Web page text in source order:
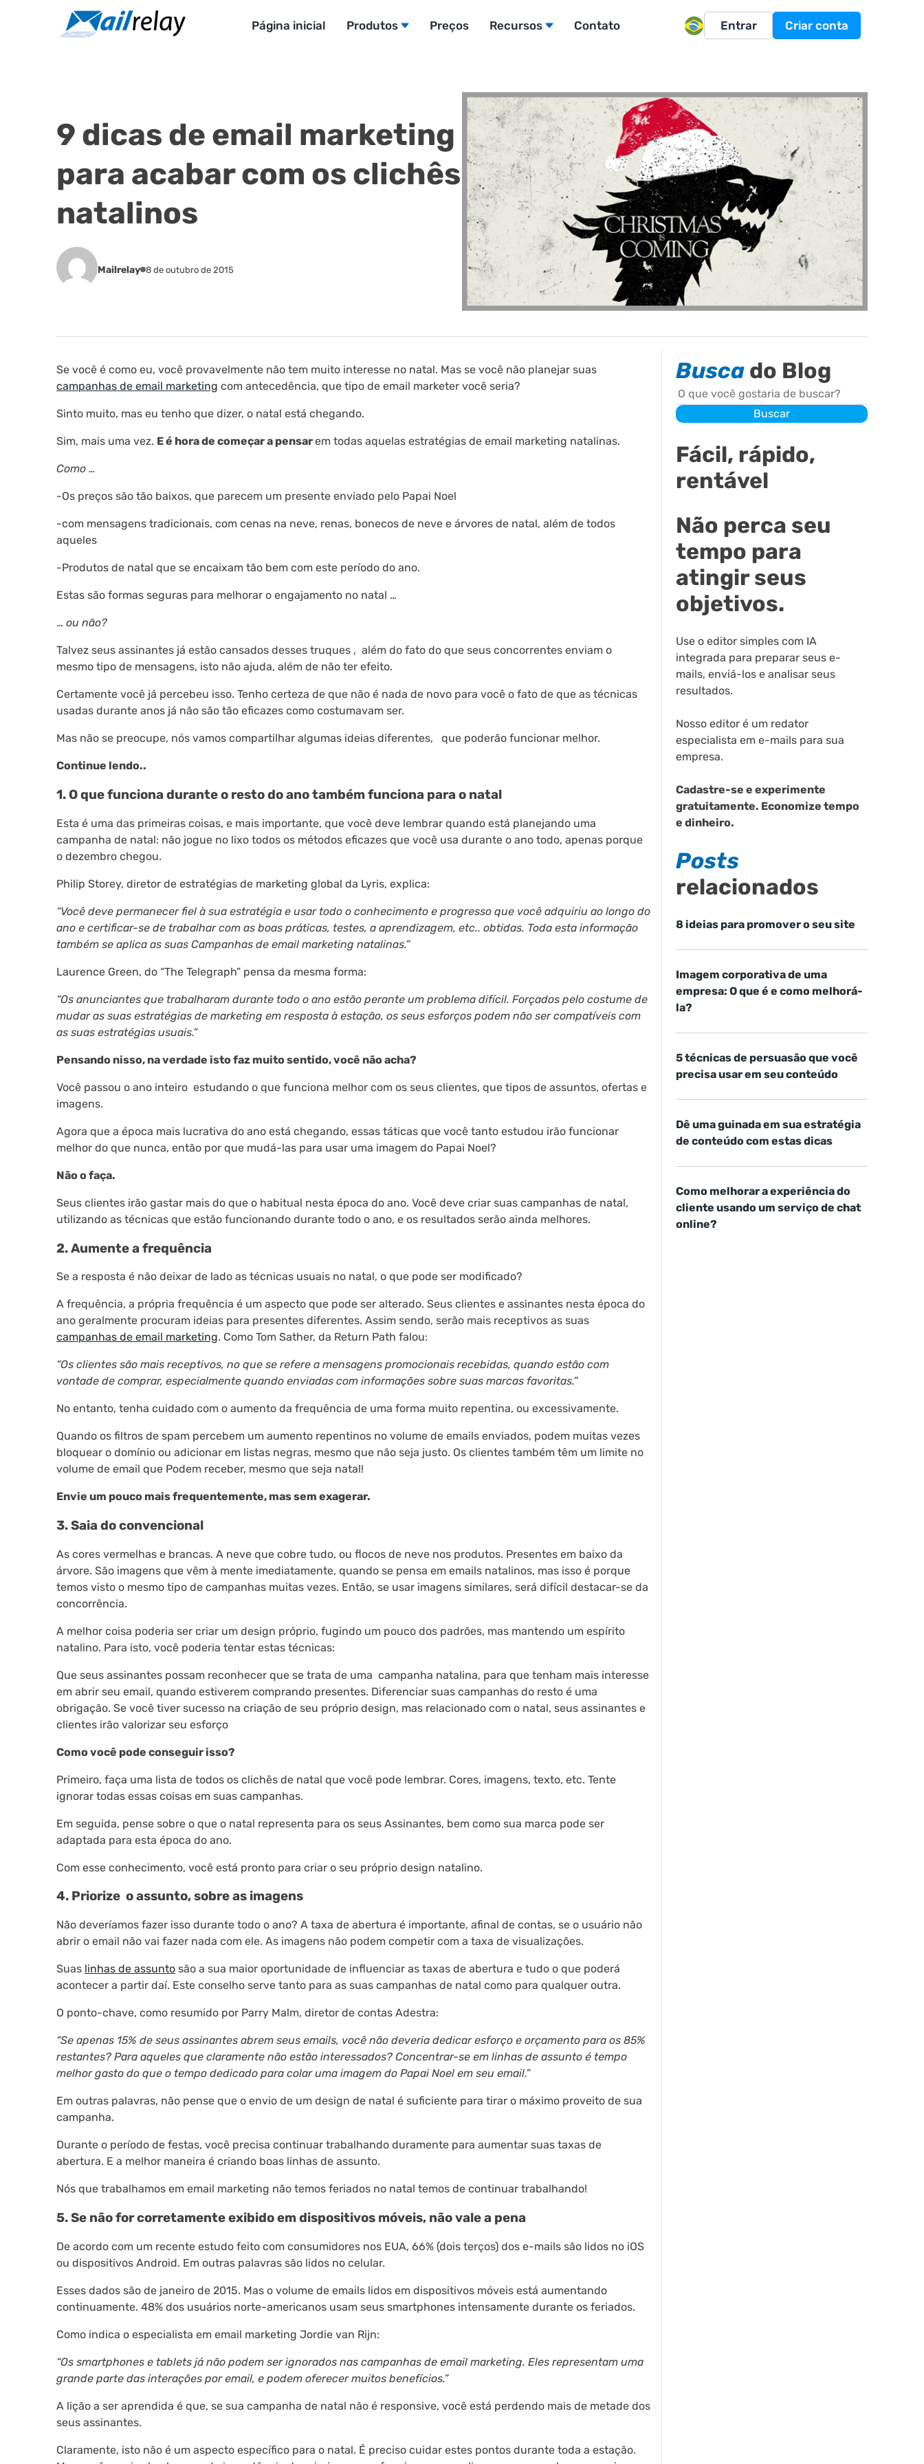
Página inicial Produtos Preços Recursos Contato Entrar Criar conta
9 dicas de email marketing
para acabar com os clichês
natalinos
Mailrelay 8 de outubro de 2015
Se você é como eu, você provavelmente não tem muito interesse no natal. Mas se você não planejar suas
campanhas de email marketing com antecedência, que tipo de email marketer você seria?
Sinto muito, mas eu tenho que dizer, o natal está chegando.
Sim, mais uma vez. E é hora de começar a pensarem todas aquelas estratégias de email marketing natalinas.
Como …
-Os preços são tão baixos, que parecem um presente enviado pelo Papai Noel
-com mensagens tradicionais, com cenas na neve, renas, bonecos de neve e árvores de natal, além de todos
aqueles
-Produtos de natal que se encaixam tão bem com este período do ano.
Estas são formas seguras para melhorar o engajamento no natal …
… ou não?
Talvez seus assinantes já estão cansados desses truques , além do fato do que seus concorrentes enviam o
mesmo tipo de mensagens, isto não ajuda, além de não ter efeito.
Certamente você já percebeu isso. Tenho certeza de que não é nada de novo para você o fato de que as técnicas
usadas durante anos já não são tão eficazes como costumavam ser.
Mas não se preocupe, nós vamos compartilhar algumas ideias diferentes, que poderão funcionar melhor.
Continue lendo..
1. O que funciona durante o resto do ano também funciona para o natal
Esta é uma das primeiras coisas, e mais importante, que você deve lembrar quando está planejando uma
campanha de natal: não jogue no lixo todos os métodos eficazes que você usa durante o ano todo, apenas porque
o dezembro chegou.
Philip Storey, diretor de estratégias de marketing global da Lyris, explica:
“Você deve permanecer fiel à sua estratégia e usar todo o conhecimento e progresso que você adquiriu ao longo do
ano e certificar-se de trabalhar com as boas práticas, testes, a aprendizagem, etc.. obtidas. Toda esta informação
também se aplica as suas Campanhas de email marketing natalinas.”
Laurence Green, do “The Telegraph” pensa da mesma forma:
“Os anunciantes que trabalharam durante todo o ano estão perante um problema difícil. Forçados pelo costume de
mudar as suas estratégias de marketing em resposta à estação, os seus esforços podem não ser compatíveis com
as suas estratégias usuais.”
Pensando nisso, na verdade isto faz muito sentido, você não acha?
Você passou o ano inteiro estudando o que funciona melhor com os seus clientes, que tipos de assuntos, ofertas e
imagens.
Agora que a época mais lucrativa do ano está chegando, essas táticas que você tanto estudou irão funcionar
melhor do que nunca, então por que mudá-las para usar uma imagem do Papai Noel?
Não o faça.
Seus clientes irão gastar mais do que o habitual nesta época do ano. Você deve criar suas campanhas de natal,
utilizando as técnicas que estão funcionando durante todo o ano, e os resultados serão ainda melhores.
2. Aumente a frequência
Se a resposta é não deixar de lado as técnicas usuais no natal, o que pode ser modificado?
A frequência, a própria frequência é um aspecto que pode ser alterado. Seus clientes e assinantes nesta época do
ano geralmente procuram ideias para presentes diferentes. Assim sendo, serão mais receptivos as suas
campanhas de email marketing. Como Tom Sather, da Return Path falou:
“Os clientes são mais receptivos, no que se refere a mensagens promocionais recebidas, quando estão com
vontade de comprar, especialmente quando enviadas com informações sobre suas marcas favoritas.”
No entanto, tenha cuidado com o aumento da frequência de uma forma muito repentina, ou excessivamente.
Quando os filtros de spam percebem um aumento repentinos no volume de emails enviados, podem muitas vezes
bloquear o domínio ou adicionar em listas negras, mesmo que não seja justo. Os clientes também têm um limite no
volume de email que Podem receber, mesmo que seja natal!
Envie um pouco mais frequentemente, mas sem exagerar.
3. Saia do convencional
As cores vermelhas e brancas. A neve que cobre tudo, ou flocos de neve nos produtos. Presentes em baixo da
árvore. São imagens que vêm à mente imediatamente, quando se pensa em emails natalinos, mas isso é porque
temos visto o mesmo tipo de campanhas muitas vezes. Então, se usar imagens similares, será difícil destacar-se da
concorrência.
A melhor coisa poderia ser criar um design próprio, fugindo um pouco dos padrões, mas mantendo um espírito
natalino. Para isto, você poderia tentar estas técnicas:
Que seus assinantes possam reconhecer que se trata de uma campanha natalina, para que tenham mais interesse
em abrir seu email, quando estiverem comprando presentes. Diferenciar suas campanhas do resto é uma
obrigação. Se você tiver sucesso na criação de seu próprio design, mas relacionado com o natal, seus assinantes e
clientes irão valorizar seu esforço
Como você pode conseguir isso?
Primeiro, faça uma lista de todos os clichês de natal que você pode lembrar. Cores, imagens, texto, etc. Tente
ignorar todas essas coisas em suas campanhas.
Em seguida, pense sobre o que o natal representa para os seus Assinantes, bem como sua marca pode ser
adaptada para esta época do ano.
Com esse conhecimento, você está pronto para criar o seu próprio design natalino.
4. Priorize o assunto, sobre as imagens
Não deveríamos fazer isso durante todo o ano? A taxa de abertura é importante, afinal de contas, se o usuário não
abrir o email não vai fazer nada com ele. As imagens não podem competir com a taxa de visualizações.
Suas linhas de assunto são a sua maior oportunidade de influenciar as taxas de abertura e tudo o que poderá
acontecer a partir daí. Este conselho serve tanto para as suas campanhas de natal como para qualquer outra.
O ponto-chave, como resumido por Parry Malm, diretor de contas Adestra:
“Se apenas 15% de seus assinantes abrem seus emails, você não deveria dedicar esforço e orçamento para os 85%
restantes? Para aqueles que claramente não estão interessados? Concentrar-se em linhas de assunto é tempo
melhor gasto do que o tempo dedicado para colar uma imagem do Papai Noel em seu email.”
Em outras palavras, não pense que o envio de um design de natal é suficiente para tirar o máximo proveito de sua
campanha.
Durante o período de festas, você precisa continuar trabalhando duramente para aumentar suas taxas de
abertura. E a melhor maneira é criando boas linhas de assunto.
Nós que trabalhamos em email marketing não temos feriados no natal temos de continuar trabalhando!
5. Se não for corretamente exibido em dispositivos móveis, não vale a pena
De acordo com um recente estudo feito com consumidores nos EUA, 66% (dois terços) dos e-mails são lidos no iOS
ou dispositivos Android. Em outras palavras são lidos no celular.
Esses dados são de janeiro de 2015. Mas o volume de emails lidos em dispositivos móveis está aumentando
continuamente. 48% dos usuários norte-americanos usam seus smartphones intensamente durante os feriados.
Como indica o especialista em email marketing Jordie van Rijn:
“Os smartphones e tablets já não podem ser ignorados nas campanhas de email marketing. Eles representam uma
grande parte das interações por email, e podem oferecer muitos benefícios.”
A lição a ser aprendida é que, se sua campanha de natal não é responsive, você está perdendo mais de metade dos
seus assinantes.
Claramente, isto não é um aspecto específico para o natal. É preciso cuidar estes pontos durante toda a estação.
Buscado Blog
Buscar
Buscar
Fácil, rápido,
rentável
Não perca seu
tempo para
atingir seus
objetivos.
Use o editor simples com IA
integrada para preparar seus e-
mails, enviá-los e analisar seus
resultados.
Nosso editor é um redator
especialista em e-mails para sua
empresa.
Cadastre-se e experimente
gratuitamente. Economize tempo
e dinheiro.
Posts
relacionados
8 ideias para promover o seu site
Imagem corporativa de uma
empresa: O que é e como melhorá-
la?
5 técnicas de persuasão que você
precisa usar em seu conteúdo
Dê uma guinada em sua estratégia
de conteúdo com estas dicas
Como melhorar a experiência do
cliente usando um serviço de chat
online?